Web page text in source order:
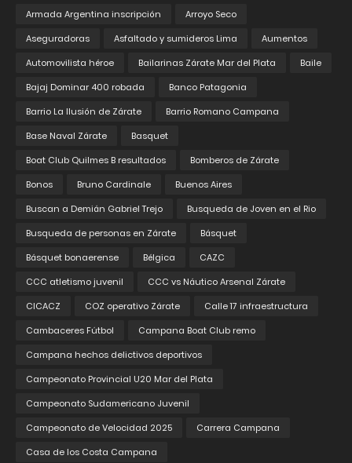
Armada Argentina inscripción
Arroyo Seco
Aseguradoras
Asfaltado y sumideros Lima
Aumentos
Automovilista héroe
Bailarinas Zárate Mar del Plata
Baile
Bajaj Dominar 400 robada
Banco Patagonia
Barrio La Ilusión de Zárate
Barrio Romano Campana
Base Naval Zárate
Basquet
Boat Club Quilmes B resultados
Bomberos de Zárate
Bonos
Bruno Cardinale
Buenos Aires
Buscan a Demián Gabriel Trejo
Busqueda de Joven en el Rio
Busqueda de personas en Zárate
Básquet
Básquet bonaerense
Bélgica
CAZC
CCC atletismo juvenil
CCC vs Náutico Arsenal Zárate
CICACZ
COZ operativo Zárate
Calle 17 infraestructura
Cambaceres Fútbol
Campana Boat Club remo
Campana hechos delictivos deportivos
Campeonato Provincial U20 Mar del Plata
Campeonato Sudamericano Juvenil
Campeonato de Velocidad 2025
Carrera Campana
Casa de los Costa Campana